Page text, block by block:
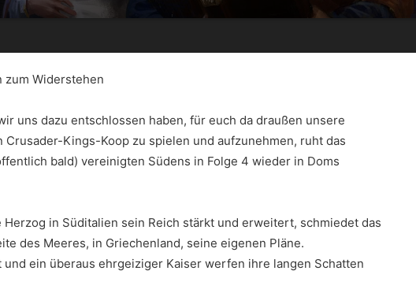
zum Widerstehen
uns dazu entschlossen haben, für euch da draußen unsere
Kings-Koop zu spielen und aufzunehmen, ruht das
bald) vereinigten Südens in Folge 4 wieder in Doms
in Süditalien sein Reich stärkt und erweitert, schmiedet das
des Meeres, in Griechenland, seine eigenen Pläne.
ein überaus ehrgeiziger Kaiser werfen ihre langen Schatten